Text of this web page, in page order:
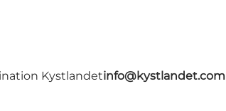
Kystlandetinfo@kystlandet.com